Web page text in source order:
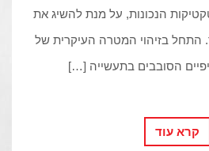
הנכונות, על מנת להשיג את
התחל בזיהוי המטרה העיקרית של
הסובבים בתעשייה […]
קרא עוד